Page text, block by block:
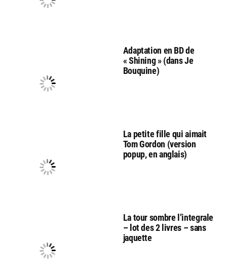
Adaptation en BD de
« Shining » (dans Je
Bouquine)
La petite fille qui aimait
Tom Gordon (version
popup, en anglais)
La tour sombre l’integrale
– lot des 2 livres – sans
jaquette